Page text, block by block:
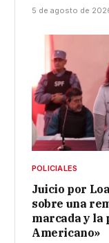
5 de agosto de
POLICIALES
Juicio por
sobre una
marcada y la
Americano»